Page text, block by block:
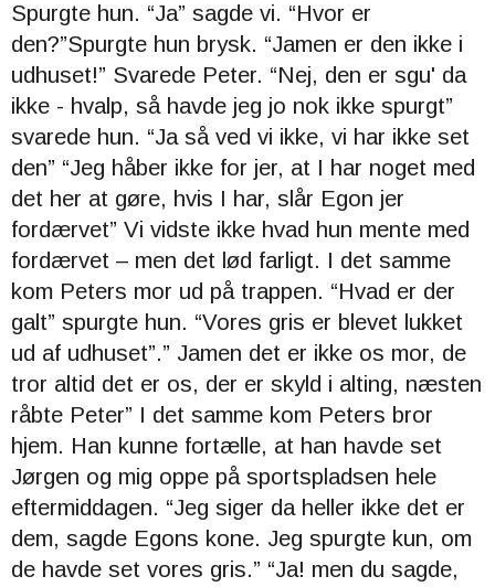
Spurgte hun. “Ja” sagde vi. “Hvor er
den?”Spurgte hun brysk. “Jamen er den ikke i
udhuset!” Svarede Peter. “Nej, den er sgu' da
ikke - hvalp, så havde jeg jo nok ikke spurgt”
svarede hun. “Ja så ved vi ikke, vi har ikke set
den” “Jeg håber ikke for jer, at I har noget med
det her at gøre, hvis I har, slår Egon jer
fordærvet” Vi vidste ikke hvad hun mente med
fordærvet – men det lød farligt. I det samme
kom Peters mor ud på trappen. “Hvad er der
galt” spurgte hun. “Vores gris er blevet lukket
ud af udhuset”.” Jamen det er ikke os mor, de
tror altid det er os, der er skyld i alting, næsten
råbte Peter” I det samme kom Peters bror
hjem. Han kunne fortælle, at han havde set
Jørgen og mig oppe på sportspladsen hele
eftermiddagen. “Jeg siger da heller ikke det er
dem, sagde Egons kone. Jeg spurgte kun, om
de havde set vores gris.” “Ja! men du sagde,